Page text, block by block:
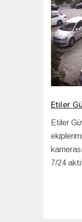
Etiler
Etiler
7/24